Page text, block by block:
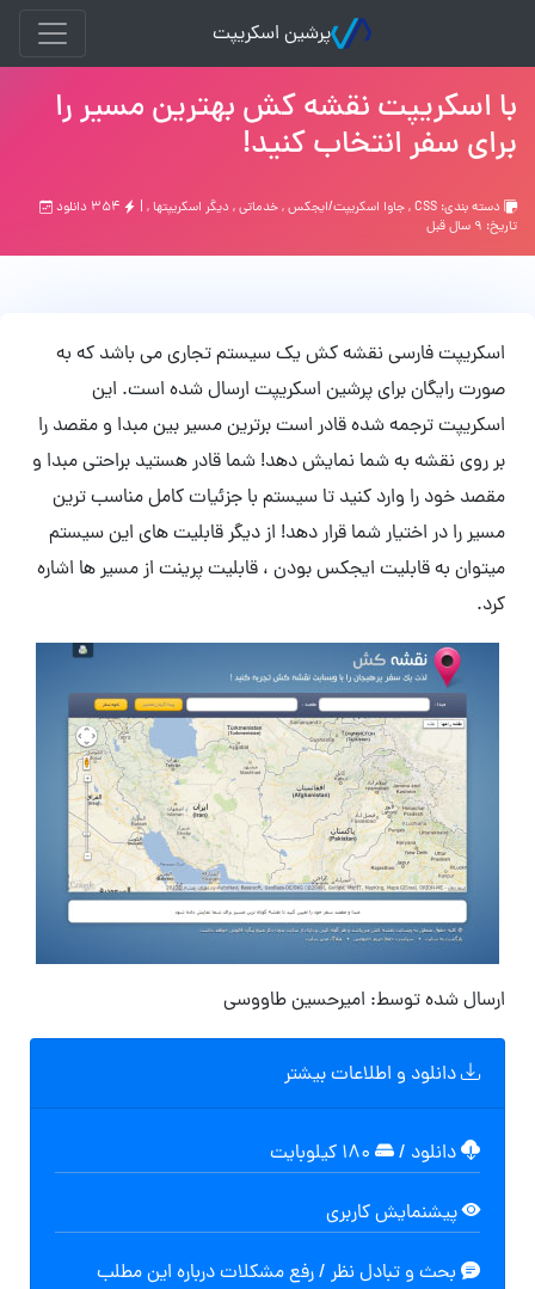
پرشین اسکریپت
با اسکریپت نقشه کش بهترین مسیر را
برای سفر انتخاب کنید!
دسته بندی: CSS
,جاوا اسکریپت/ایجکس,خدماتی,ديگر اسكريپتها, |
تاریخ: ۹ سال قبل
اسکریپت فارسی نقشه کش یک سیستم تجاری می باشد که به
صورت رایگان برای پرشین اسکریپت ارسال شده است. این
اسکریپت ترجمه شده قادر است برترین مسیر بین مبدا و مقصد را
بر روی نقشه به شما نمایش دهد! شما قادر هستید براحتی مبدا و
مقصد خود را وارد کنید تا سیستم با جزئیات کامل مناسب ترین
مسیر را در اختیار شما قرار دهد! از دیگر قابلیت های این سیستم
میتوان به قابلیت ایجکس بودن ، قابلیت پرینت از مسیر ها اشاره
کرد.
ارسال شده توسط: امیرحسین طاووسی
دانلود و اطلاعات بیشتر
دانلود /
پیشنمایش کاربری
بحث و تبادل نظر / رفع مشکلات درباره این مطلب